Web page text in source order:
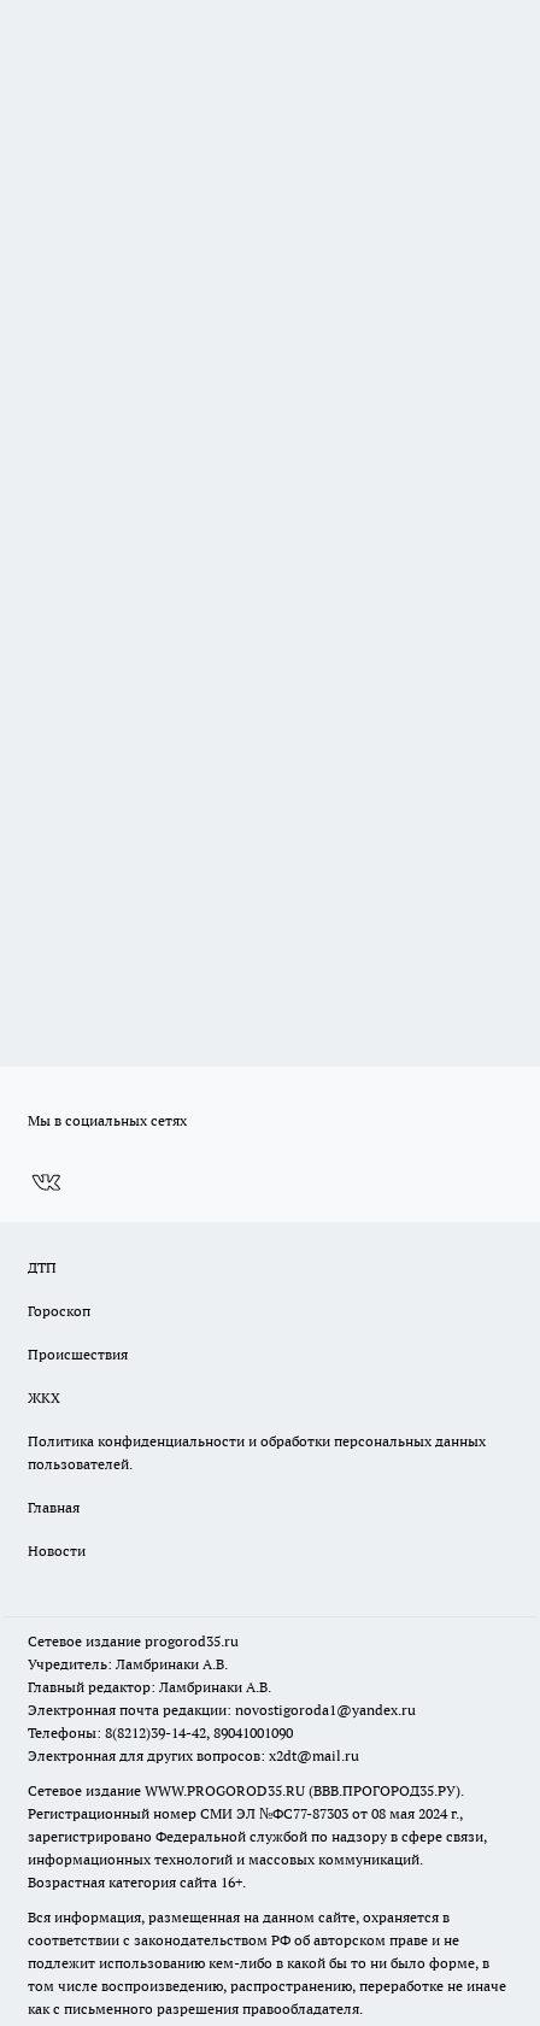
Мы в социальных сетях
ДТП
Гороскоп
Происшествия
ЖКХ
Политика конфиденциальности и обработки персональных данных
пользователей.
Главная
Новости
Сетевое издание progorod35.ru
Учредитель: Ламбринаки А.В.
Главный редактор: Ламбринаки А.В.
Электронная почта редакции: novostigoroda1@yandex.ru
Телефоны: 8(8212)39-14-42, 89041001090
Электронная для других вопросов: x2dt@mail.ru
Сетевое издание WWW.PROGOROD35.RU (ВВВ.ПРОГОРОД35.РУ).
Регистрационный номер СМИ ЭЛ №ФС77-87303 от 08 мая 2024 г.,
зарегистрировано Федеральной службой по надзору в сфере связи,
информационных технологий и массовых коммуникаций.
Возрастная категория сайта 16+.
Вся информация, размещенная на данном сайте, охраняется в
соответствии с законодательством РФ об авторском праве и не
подлежит использованию кем-либо в какой бы то ни было форме, в
том числе воспроизведению, распространению, переработке не иначе
как с письменного разрешения правообладателя.